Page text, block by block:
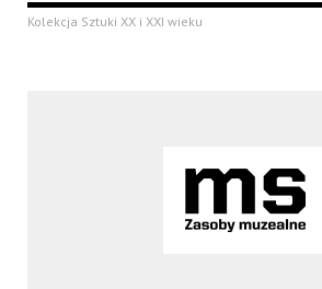
Kolekcja Sztuki XX i XXI wieku